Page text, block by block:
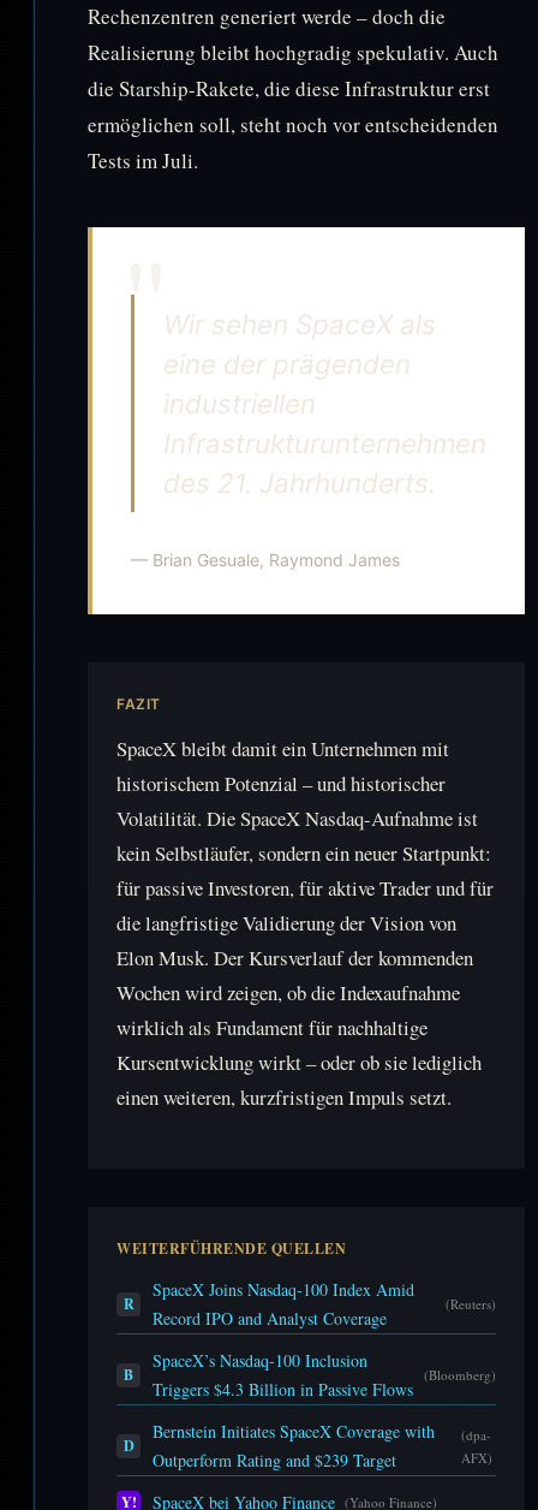
Rechenzentren generiert werde – doch die
Realisierung bleibt hochgradig spekulativ. Auch
die Starship-Rakete, die diese Infrastruktur erst
ermöglichen soll, steht noch vor entscheidenden
Tests im Juli.
Wir sehen SpaceX als
eine der prägenden
industriellen
Infrastrukturunternehmen
des 21. Jahrhunderts.
— Brian Gesuale, Raymond James
FAZIT
SpaceX bleibt damit ein Unternehmen mit
historischem Potenzial – und historischer
Volatilität. Die SpaceX Nasdaq-Aufnahme ist
kein Selbstläufer, sondern ein neuer Startpunkt:
für passive Investoren, für aktive Trader und für
die langfristige Validierung der Vision von
Elon Musk. Der Kursverlauf der kommenden
Wochen wird zeigen, ob die Indexaufnahme
wirklich als Fundament für nachhaltige
Kursentwicklung wirkt – oder ob sie lediglich
einen weiteren, kurzfristigen Impuls setzt.
WEITERFÜHRENDE QUELLEN
R
SpaceX Joins Nasdaq-100 Index Amid
Record IPO and Analyst Coverage
(Reuters)
B
SpaceX’s Nasdaq-100 Inclusion
Triggers $4.3 Billion in Passive Flows
(Bloomberg)
D
Bernstein Initiates SpaceX Coverage with
Outperform Rating and $239 Target
(dpa-
AFX)
Y! SpaceX bei Yahoo Finance (Yahoo Finance)